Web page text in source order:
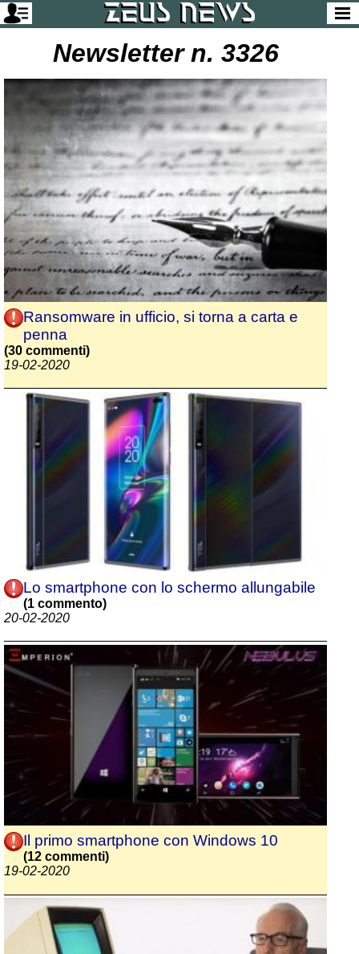
Newsletter n. 3326
Ransomware in ufficio, si torna a carta e
penna
(30 commenti)
19-02-2020
Lo smartphone con lo schermo allungabile
(1 commento)
20-02-2020
Il primo smartphone con Windows 10
(12 commenti)
19-02-2020